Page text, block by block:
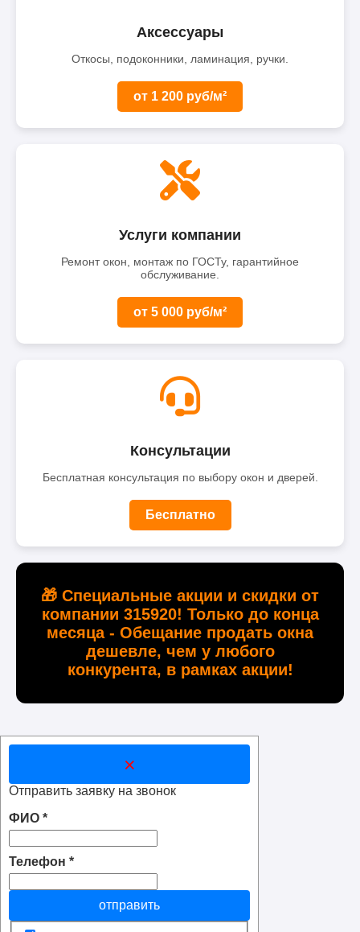
Аксессуары
Откосы, подоконники, ламинация, ручки.
от 1 200 руб/м²
Услуги компании
Ремонт окон, монтаж по ГОСТу, гарантийное
обслуживание.
от 5 000 руб/м²
Консультации
Бесплатная консультация по выбору окон и дверей.
Бесплатно
🎁 Специальные акции и скидки от
компании 315920! Только до конца
месяца - Обещание продать окна
дешевле, чем у любого
конкурента, в рамках акции!
×
Отправить заявку на звонок
ФИО *
Телефон *
отправить